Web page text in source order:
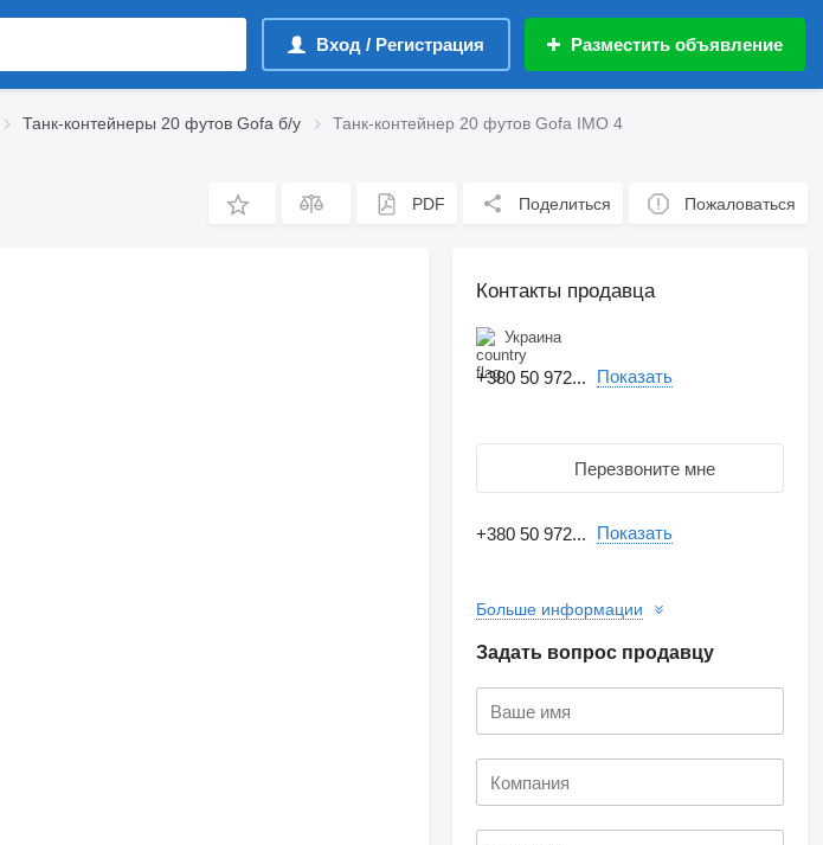
Вход / Регистрация Разместить объявление
Танк-контейнеры 20 футов Gofa б/у Танк-контейнер 20 футов Gofa IMO 4
PDF Поделиться Пожаловаться
Контакты продавца
Украина
+380 50 972... Показать
Перезвоните мне
+380 50 972... Показать
Больше информации
Задать вопрос продавцу